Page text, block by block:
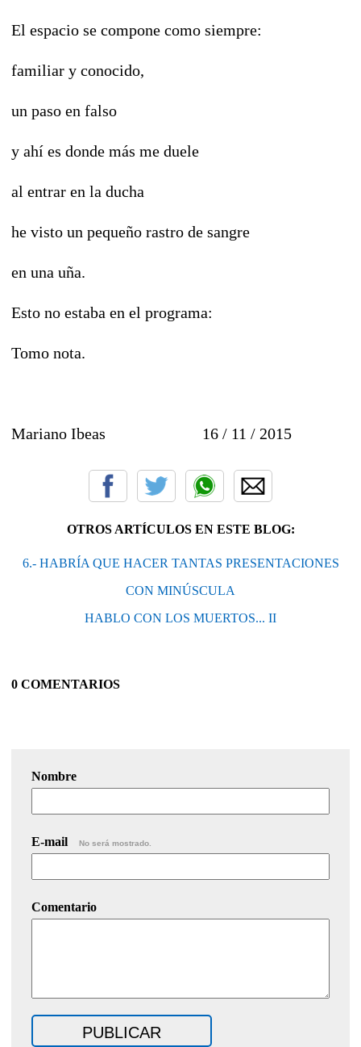
El espacio se compone como siempre:
familiar y conocido,
un paso en falso
y ahí es donde más me duele
al entrar en la ducha
he visto un pequeño rastro de sangre
en una uña.
Esto no estaba en el programa:
Tomo nota.
Mariano Ibeas 16 / 11 / 2015
OTROS ARTÍCULOS EN ESTE BLOG:
6.- HABRÍA QUE HACER TANTAS PRESENTACIONES
CON MINÚSCULA
HABLO CON LOS MUERTOS... II
0 COMENTARIOS
Nombre
E-mail No será mostrado.
Comentario